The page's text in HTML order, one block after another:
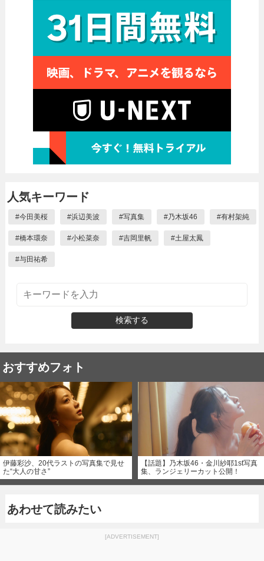
人気キーワード
#今田美桜 #浜辺美波 #写真集 #乃木坂46 #有村架純
#橋本環奈 #小松菜奈 #吉岡里帆 #土屋太鳳
#与田祐希
検索する
おすすめフォト
伊藤彩沙、20代ラストの写真集で見せ
た“大人の甘さ”
【話題】乃木坂46・金川紗耶1st写真
集、ランジェリーカット公開！
あわせて読みたい
[ADVERTISEMENT]